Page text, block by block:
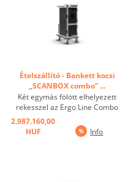
Ételszállító - Bankett kocsi
„SCANBOX combo” ...
Két egymás fölött elhelyezett
rekesszel az Ergo Line Combo
nagy kapacitást és kis méretben
van elhelyezve. Az aktív hűtésű
fülke és a fűtött szekrény az
2.987.160,00
HUF
Info